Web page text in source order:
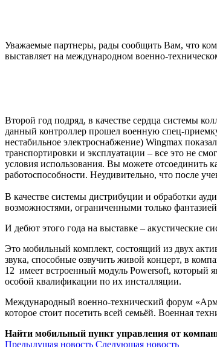
Уважаемые партнеры, рады сообщить Вам, что
выставляет на международном военно-
Второй год подряд, в качестве сердца системы
данный контроллер прошел военную спец-
нестабильное электроснабжение) Wingmax
транспортировки и эксплуатации – все это не
условия использования. Вы можете отсоединить
работоспособности. Неудивительно, что после
В качестве системы дистрибуции и обработки
возможностями, ограниченными только
И дебют этого года на выставке – акустические
Это мобильный комплект, состоящий из двух
звука, способные озвучить живой концерт, в
12 имеет встроенный модуль Powersoft, который
особой квалификации по их инсталляции.
Международный военно-технический форум
которое стоит посетить всей семьёй. Военная
Найти мобильный пункт управления от
Предыдущая новость Следующая новость